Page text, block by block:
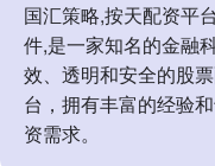
国汇策略,按天配资平
件,是一家知名的金融
效、透明和安全的股
台，拥有丰富的经验
资需求。